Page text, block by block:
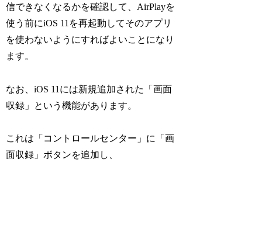
信できなくなるかを確認して、AirPlayを
使う前にiOS 11を再起動してそのアプリ
を使わないようにすればよいことになり
ます。
なお、iOS 11には新規追加された「画面
収録」という機能があります。
これは「コントロールセンター」に「画
面収録」ボタンを追加し、